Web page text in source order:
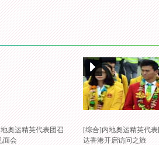
奥运精英代表团召
面会
[综合]内地奥运精英代
达香港开启访问之旅